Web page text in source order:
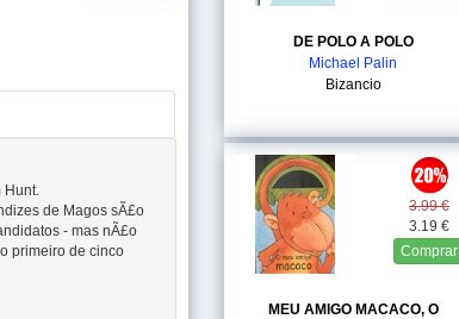
Hunt.
de Magos sÃ£o
- mas nÃ£o
primeiro de cinco
DE POLO A POLO
Michael Palin
Bizancio
3.99 €
3.19 €
Comprar
MEU AMIGO MACACO, O